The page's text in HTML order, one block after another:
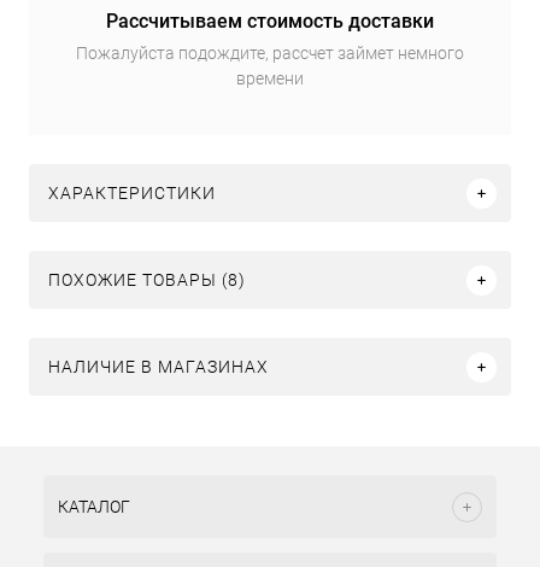
Рассчитываем стоимость доставки
Пожалуйста подождите, рассчет займет немного
времени
ХАРАКТЕРИСТИКИ
ПОХОЖИЕ ТОВАРЫ (8)
НАЛИЧИЕ В МАГАЗИНАХ
КАТАЛОГ